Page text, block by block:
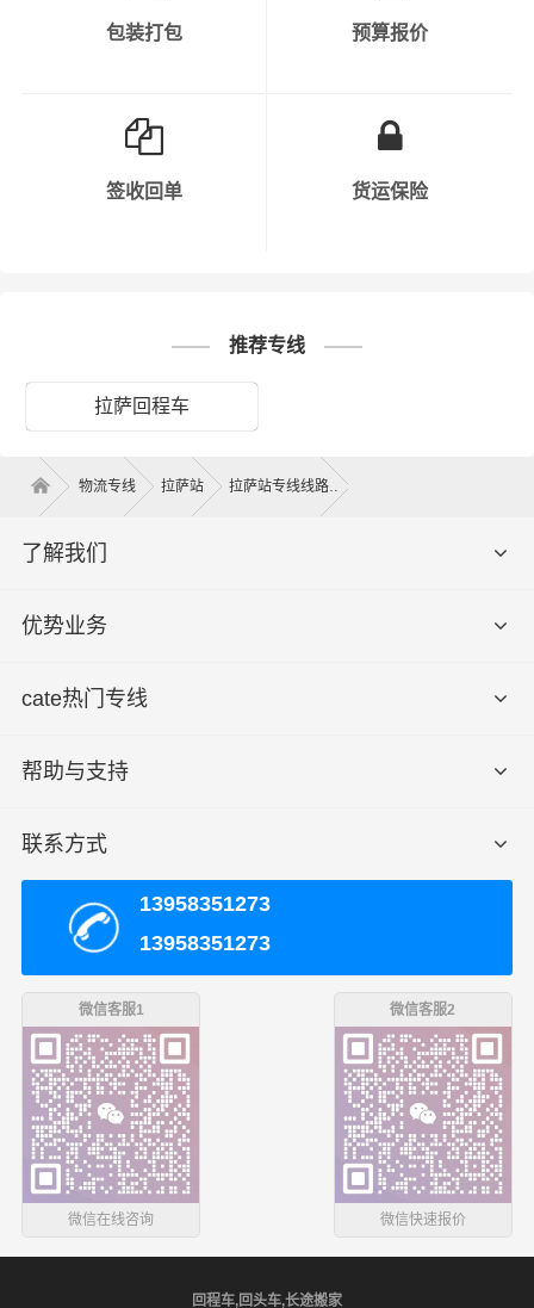
以上是拉萨德时物流对关于拉萨到吉安运输
拉萨到吉安回程车物流平台，可调配各种车辆，运输车辆
大约需29.6小时，全程透明可视化操作。我们车型丰富，
有平板车、甩挂厢式车、飞翼车（分单双）、仓栅式高栏
势和产业优势，在拉萨建立了庞大的信息采集市场开发物
以根据客户需要做到门对门的服务，建立服务客户的全国
有高科技含量的信息技术与设备，确保服务质量的稳步提
包装方式，我司才能根据具体情况给予合适报价；
2、货物内不可携带管制器材以及易燃易爆等危险品，若有
隐瞒我司有权交由相关部门进行处理；
3、我司目前对于新客户发货仅支持运费现付或到付，若有
回单付、月结等其他支付方式，我司根据实际情况进行调
整；
吉安收货须知
1、回程车整车运输配货直达，驾驶员会提前联系收货人，
需提前准备工人卸货，
站点后会有专人打电话通知您提货；
包装打包 预算报价
签收回单 货运保险
推荐专线
拉萨回程车
物流专线 拉萨站 拉萨站专线线路
了解我们
优势业务
cate热门专线
帮助与支持
联系方式
13958351273
13958351273
微信客服1
微信在线咨询
微信客服2
微信快速报价
回程车,回头车,长途搬家